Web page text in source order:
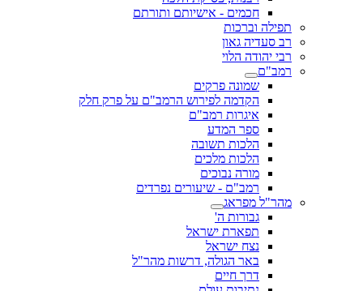
חכמים - אישיותם ותורתם
תפילה וברכות
רב סעדיה גאון
רבי יהודה הלוי
רמב"ם
שמונה פרקים
הקדמה לפירוש הרמב"ם על פרק חלק
איגרות רמב"ם
ספר המדע
הלכות תשובה
הלכות מלכים
מורה נבוכים
רמב"ם - שיעורים נפרדים
מהר"ל מפראג
גבורות ה'
תפארת ישראל
נצח ישראל
באר הגולה, דרשות מהר"ל
דרך חיים